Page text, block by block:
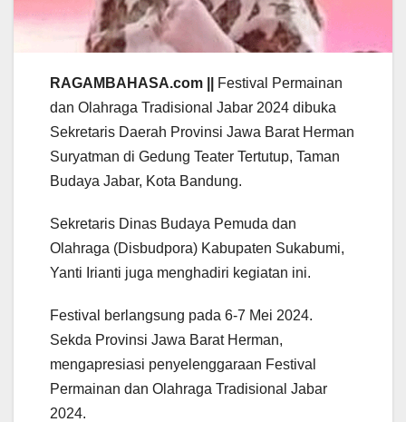
RAGAMBAHASA.com ||
Festival Permainan
dan Olahraga Tradisional Jabar 2024 dibuka
Sekretaris Daerah Provinsi Jawa Barat Herman
Suryatman di Gedung Teater Tertutup, Taman
Budaya Jabar, Kota Bandung.
Sekretaris Dinas Budaya Pemuda dan
Olahraga (Disbudpora) Kabupaten Sukabumi,
Yanti Irianti juga menghadiri kegiatan ini.
Festival berlangsung pada 6-7 Mei 2024.
Sekda Provinsi Jawa Barat Herman,
mengapresiasi penyelenggaraan Festival
Permainan dan Olahraga Tradisional Jabar
2024.